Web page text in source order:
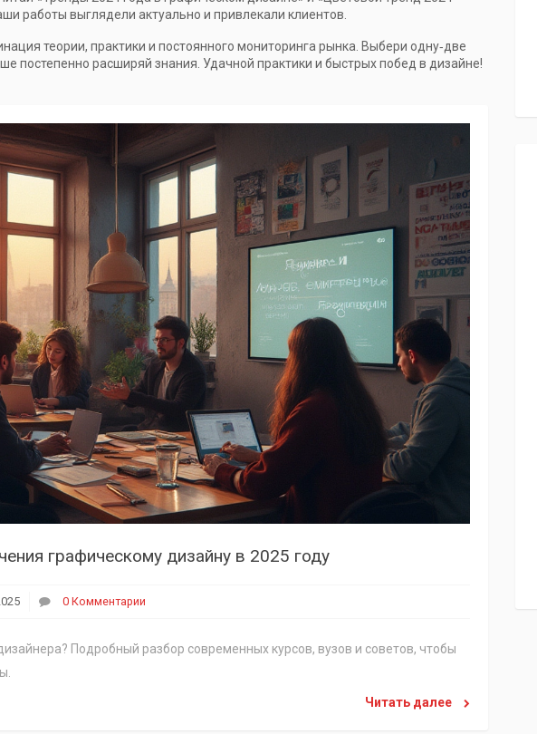
работы выглядели актуально и привлекали клиентов.
теории, практики и постоянного мониторинга рынка. Выбери одну‑две
постепенно расширяй знания. Удачной практики и быстрых побед в дизайне!
графическому дизайну в 2025 году
0 Комментарии
Подробный разбор современных курсов, вузов и советов, чтобы
Читать далее